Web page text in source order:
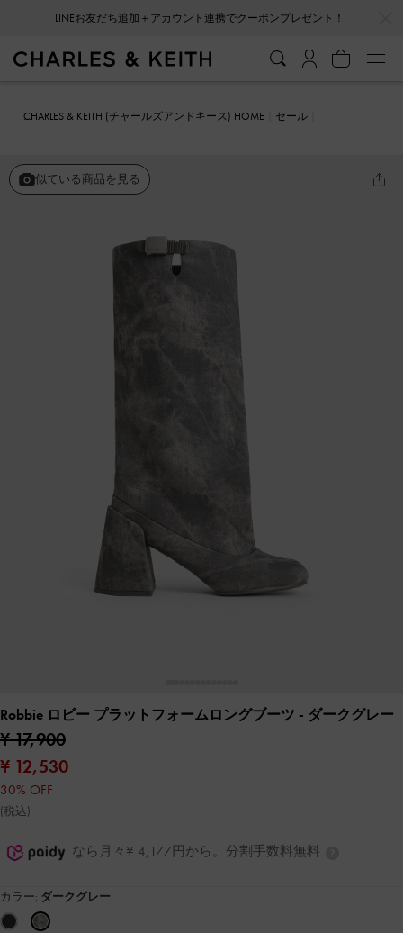
LINEお友だち追加＋アカウント連携でクーポンプレゼント！
CHARLES & KEITH (チャールズアンドキース) HOME
セール
似ている商品を見る
Robbie ロビー プラットフォームロングブーツ - ダークグレー
¥ 17,900
¥ 12,530
30% OFF
(税込)
なら月々¥ 4,177円から。分割手数料無料
カラー: ダークグレー